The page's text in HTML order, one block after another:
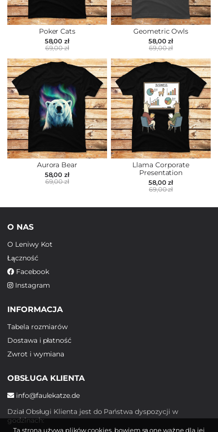
Poker Cats
58,00 zł
69,00 zł
Geometric Owls
58,00 zł
69,00 zł
Aurora Bear
58,00 zł
69,00 zł
Llama Corporate
Presentation
58,00 zł
69,00 zł
O NAS
O Leniwy Kot
Łączność
Facebook
Instagram
INFORMACJA
Tabela rozmiarów
Dostawa i płatność
Zwrot i wymiana
OBSŁUGA KLIENTA
info@faulekatze.de
Dział Obsługi Klienta jest do Państwa dyspozycji w
godzinach:
Ta strona używa plików cookies, bowiem są one ważne dla jej